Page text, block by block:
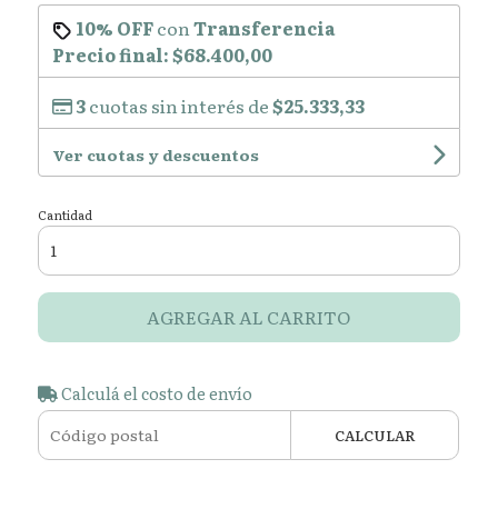
10% OFFcon Transferencia
Precio final:$68.400,00
3cuotas sin interés de$25.333,33
Ver cuotas y descuentos
Cantidad
AGREGAR AL CARRITO
Calculá el costo de envío
CALCULAR